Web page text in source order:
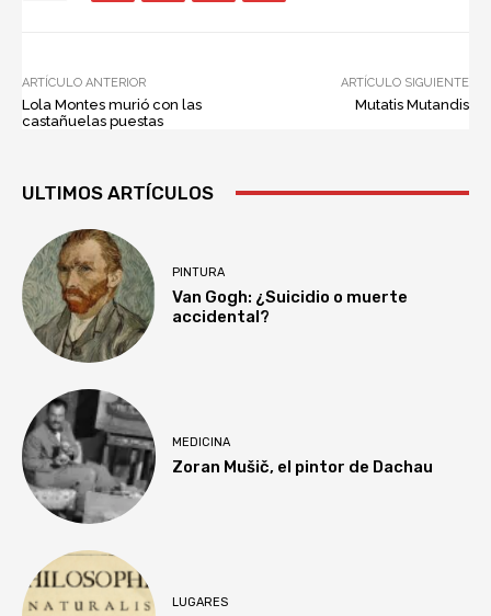
ARTÍCULO ANTERIOR
Lola Montes murió con las
castañuelas puestas
ARTÍCULO SIGUIENTE
Mutatis Mutandis
ULTIMOS ARTÍCULOS
PINTURA
Van Gogh: ¿Suicidio o muerte
accidental?
MEDICINA
Zoran Mušič, el pintor de Dachau
LUGARES